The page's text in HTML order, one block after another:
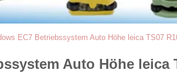
EC7 Betriebssystem Auto Höhe leica TS07
Auto Höhe leica